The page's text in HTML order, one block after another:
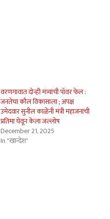
वरणगावात दोन्ही मंत्र्यांची पॉवर फेल :
जनतेचा कौल विकासाला ; अपक्ष
उमेदवार सुनील काळेंनी मंत्री महाजनांची
प्रतिमा घेवून केला जल्लोष
December 21, 2025
In "खान्देश"